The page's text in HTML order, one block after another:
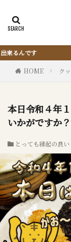
HOME ク
本日令和４年
いかがですか
とっても縁起の良い